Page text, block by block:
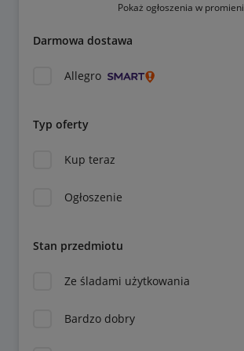
Pokaż ogłoszenia w
Darmowa dostawa
Allegro
Typ oferty
Kup teraz
Ogłoszenie
Stan przedmiotu
Ze śladami użytkowania
Bardzo dobry